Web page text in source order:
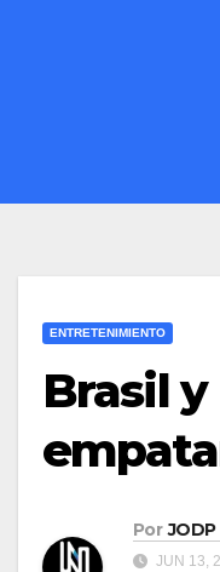
ENTRETENIMIENTO
Brasil
Por JODP
JUN 13,